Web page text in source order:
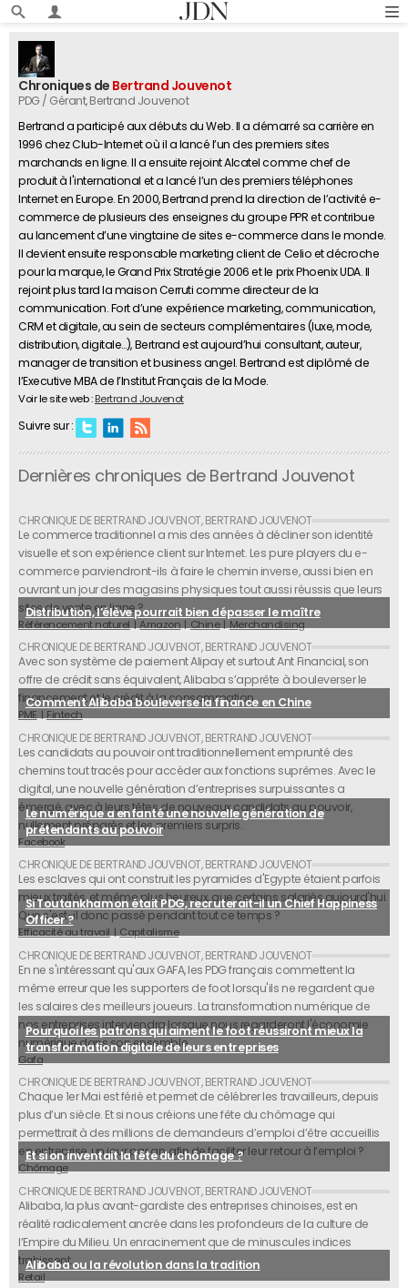
Chroniques de Bertrand Jouvenot
PDG / Gérant, Bertrand Jouvenot
Bertrand a participé aux débuts du Web. Il a démarré sa carrière en
1996 chez Club-Internet où il a lancé l’un des premiers sites
marchands en ligne. Il a ensuite rejoint Alcatel comme chef de
produit à l'international et a lancé l’un des premiers téléphones
Internet en Europe. En 2000, Bertrand prend la direction de l’activité e-
commerce de plusieurs des enseignes du groupe PPR et contribue
au lancement d’une vingtaine de sites e-commerce dans le monde.
Il devient ensuite responsable marketing client de Celio et décroche
pour la marque, le Grand Prix Stratégie 2006 et le prix Phoenix UDA. Il
rejoint plus tard la maison Cerruti comme directeur de la
communication. Fort d’une expérience marketing, communication,
CRM et digitale, au sein de secteurs complémentaires (luxe, mode,
distribution, digitale…), Bertrand est aujourd’hui consultant, auteur,
manager de transition et business angel. Bertrand est diplômé de
l’Executive MBA de l’Institut Français de la Mode.
Voir le site web :Bertrand Jouvenot
Suivre sur :
Dernières chroniques de Bertrand Jouvenot
Distribution, l’élève pourrait bien dépasser le maître
Le commerce traditionnel a mis des années à décliner son identité
visuelle et son expérience client sur Internet. Les pure players du e-
commerce parviendront-ils à faire le chemin inverse, aussi bien en
ouvrant un jour des magasins physiques tout aussi réussis que leurs
sites de vente en ligne ?
Référencement naturel
Amazon Chine Merchandising
Comment Alibaba bouleverse la finance en Chine
Avec son système de paiement Alipay et surtout Ant Financial, son
offre de crédit sans équivalent, Alibaba s’apprête à bouleverser le
financement et le crédit à la consommation.
PME
Fintech
Le numérique a enfanté une nouvelle génération de
prétendants au pouvoir
Les candidats au pouvoir ont traditionnellement emprunté des
chemins tout tracés pour accéder aux fonctions suprêmes. Avec le
digital, une nouvelle génération d’entreprises surpuissantes a
émergé, avec à leurs têtes de nouveaux candidats au pouvoir,
nullement préparés et les premiers surpris.
Facebook
Si Toutankhamon était PDG, recruterait-il un Chief Happiness
Officer ?
Les esclaves qui ont construit les pyramides d'Egypte étaient parfois
mieux traités, et même plus heureux, que certains salariés aujourd'hui.
Que s'est-il donc passé pendant tout ce temps ?
Efficacité au travail
Capitalisme
Pourquoi les patrons qui aiment le foot réussiront mieux la
transformation digitale de leurs entreprises
En ne s'intéressant qu'aux GAFA, les PDG français commettent la
même erreur que les supporters de foot lorsqu'ils ne regardent que
les salaires des meilleurs joueurs. La transformation numérique de
nos entreprises interviendra lorsque nous regarderont l'économie
numérique dans son ensemble.
Gafa
Et si on inventait la fête du chômage ?
Chaque 1er Mai est férié et permet de célébrer les travailleurs, depuis
plus d’un siècle. Et si nous créions une fête du chômage qui
permettrait à des millions de demandeurs d’emploi d’être accueillis
en entreprise, un jour par an, afin de faciliter leur retour à l’emploi ?
Chômage
Alibaba ou la révolution dans la tradition
Alibaba, la plus avant-gardiste des entreprises chinoises, est en
réalité radicalement ancrée dans les profondeurs de la culture de
l’Empire du Milieu. Un enracinement que de minuscules indices
trahissent.
Retail